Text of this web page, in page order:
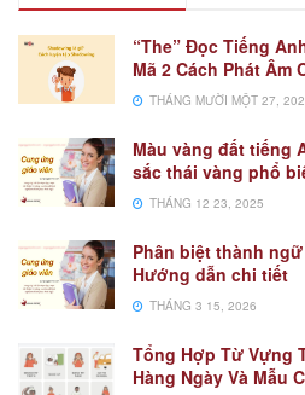
“The” Đọc Tiếng
Mã 2 Cách Phát Âm
THÁNG MƯỜI MỘT 27,
Màu vàng đất tiếng
sắc thái vàng phổ
THÁNG 12 23, 2025
Phân biệt thành
Hướng dẫn chi tiết
THÁNG 3 15, 2026
Tổng Hợp Từ Vựng
Hàng Ngày Và Mẫu